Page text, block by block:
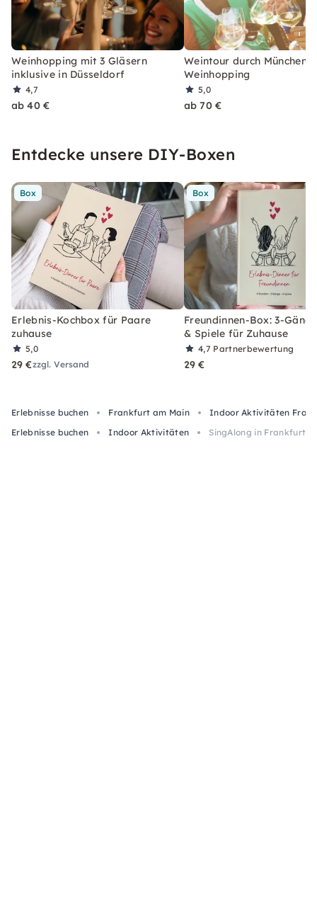
Weinhopping mit 3 Gläsern
inklusive in Düsseldorf
4,7
ab 40 €
Weintour durch München:
Weinhopping
5,0
ab 70 €
Entdecke unsere DIY-Boxen
Box
Erlebnis-Kochbox für Paare
zuhause
5,0
29 €zzgl. Versand
Box
Freundinnen-Box: 3-
& Spiele für Zuhause
4,7 Partnerbewertung
29 €
Erlebnisse buchen Frankfurt am Main
Indoor Aktivitäten
Erlebnisse buchen
Indoor Aktivitäten SingAlong in Frankfurt-